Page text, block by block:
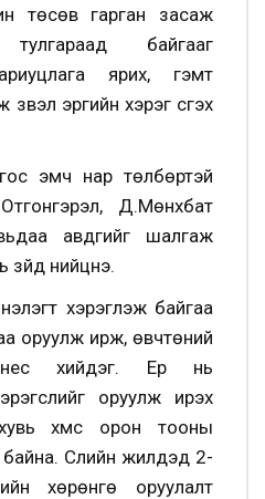
төсөв гарган засаж
байгааг
ярих, гэмт
эрүүгийн хэрэг үүсгэх
эмч нар төлбөртэй
Д.Мөнхбат
авдгийг шалгаж
зүйд нийцнэ.
хэрэглэж байгаа
оруулж ирж, өвчтөний
хийдэг. Ер нь
оруулж ирэх
хүмүүс орон тооны
Сүүлийн жилүүдэд 2-
хөрөнгө оруулалт